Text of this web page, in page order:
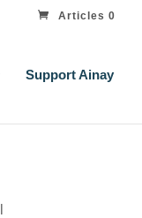
Articles 0
Support Ainay